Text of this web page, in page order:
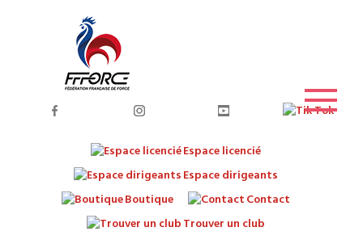
Espace licencié
Espace dirigeants
Boutique
Contact
Trouver un club